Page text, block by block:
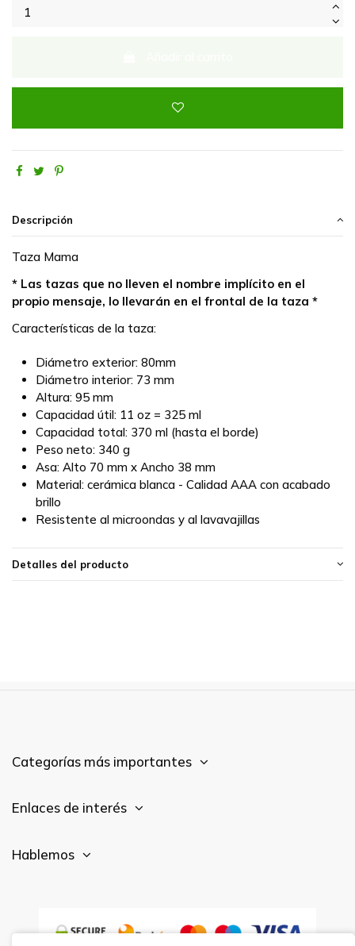
Descripción
Taza Mama
* Las tazas que no lleven el nombre implícito en el
propio mensaje, lo llevarán en el frontal de la taza *
Características de la taza:
Diámetro exterior: 80mm
Diámetro interior: 73 mm
Altura: 95 mm
Capacidad útil: 11 oz = 325 ml
Capacidad total: 370 ml (hasta el borde)
Peso neto: 340 g
Asa: Alto 70 mm x Ancho 38 mm
Material: cerámica blanca - Calidad AAA con acabado
brillo
Resistente al microondas y al lavavajillas
Detalles del producto
Categorías más importantes
Enlaces de interés
Hablemos